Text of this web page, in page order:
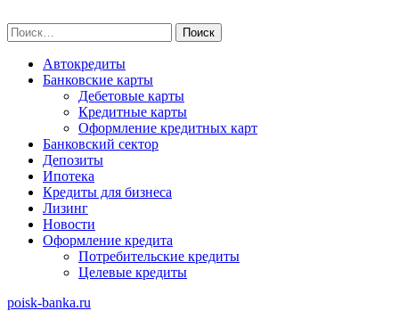
to
content
Найти:
Автокредиты
Банковские карты
Дебетовые карты
Кредитные карты
Оформление кредитных карт
Банковский сектор
Депозиты
Ипотека
Кредиты для бизнеса
Лизинг
Новости
Оформление кредита
Потребительские кредиты
Целевые кредиты
poisk-banka.ru